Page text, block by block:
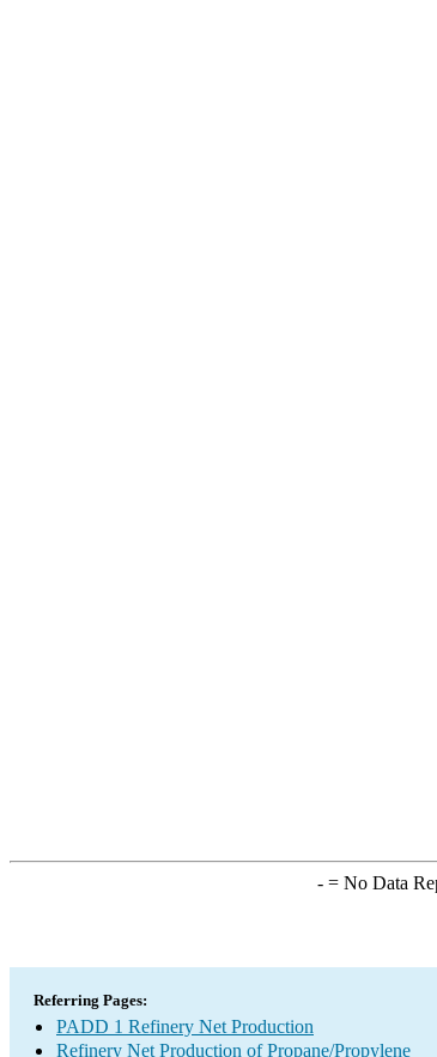
-= No Data
Referring Pages:
PADD 1 Refinery Net Production
Refinery Net Production of Propane/Propylene